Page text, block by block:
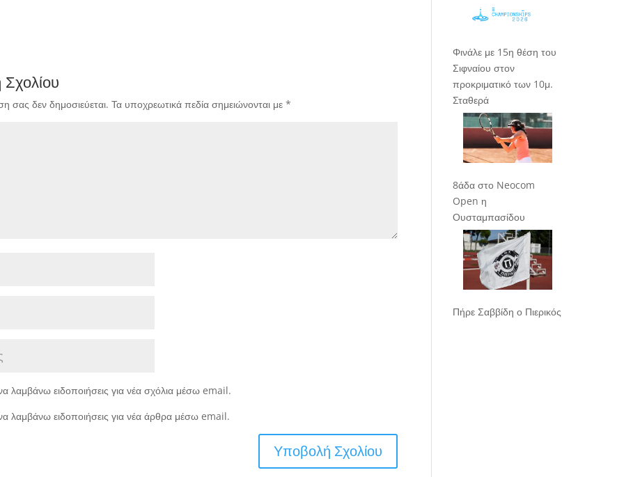
σας δεν δημοσιεύεται. Τα υποχρεωτικά πεδία σημειώνονται με *
λαμβάνω ειδοποιήσεις για νέα σχόλια μέσω email.
λαμβάνω ειδοποιήσεις για νέα άρθρα μέσω email.
Φινάλε με 15η θέση του
Σιφναίου στον
προκριματικό των 10μ.
Σταθερά
8άδα στο Neocom
Open η
Ουσταμπασίδου
Πήρε Σαββίδη ο Πιερικός